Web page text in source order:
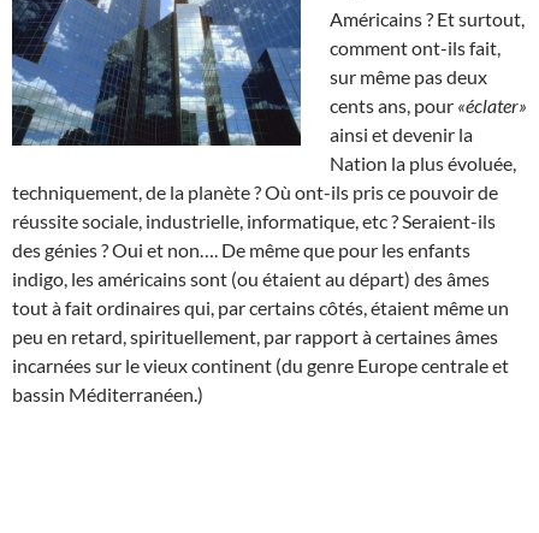
Américains ? Et surtout,
comment ont-ils fait,
sur même pas deux
cents ans, pour «éclater»
ainsi et devenir la
Nation la plus évoluée,
techniquement, de la planète ? Où ont-ils pris ce pouvoir de
réussite sociale, industrielle, informatique, etc ? Seraient-ils
des génies ? Oui et non…. De même que pour les enfants
indigo, les américains sont (ou étaient au départ) des âmes
tout à fait ordinaires qui, par certains côtés, étaient même un
peu en retard, spirituellement, par rapport à certaines âmes
incarnées sur le vieux continent (du genre Europe centrale et
bassin Méditerranéen.)